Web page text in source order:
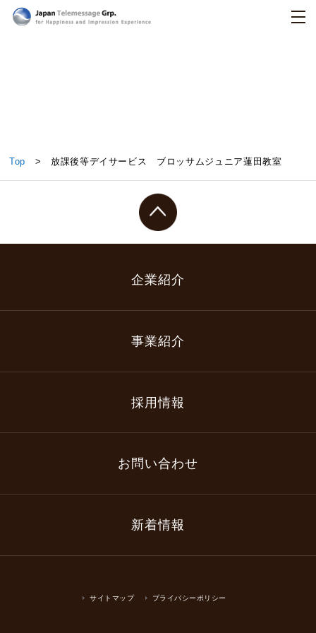
放課後等デイサービス ブロッサムジュニア蓮田教
Top > 放課後等デイサービス ブロッサムジュニア蓮田教室
企業紹介
事業紹介
採用情報
お問い合わせ
新着情報
サイトマップ プライバシーポリシー